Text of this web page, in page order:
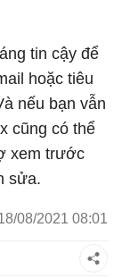
tin cậy để
hoặc tiêu
nếu bạn vẫn
cũng có thể
xem trước
sửa.
08/2021 08:01